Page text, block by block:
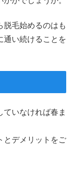
脱毛始めるのはも
通い続けることを
いなければ春ま
とデメリットをご